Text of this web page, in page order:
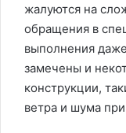
жалуются на
обращения в
выполнения
замечены и
конструкции,
ветра и шума